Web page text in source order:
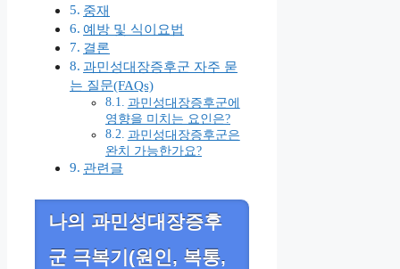
중재
예방 및 식이요법
결론
과민성대장증후군 자주 묻
는 질문(FAQs)
과민성대장증후군에
영향을 미치는 요인은?
과민성대장증후군은
완치 가능한가요?
관련글
나의 과민성대장증후
군 극복기(원인, 복통,